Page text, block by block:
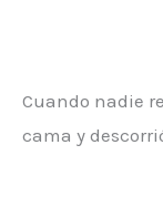
Cuando nadie
cama y